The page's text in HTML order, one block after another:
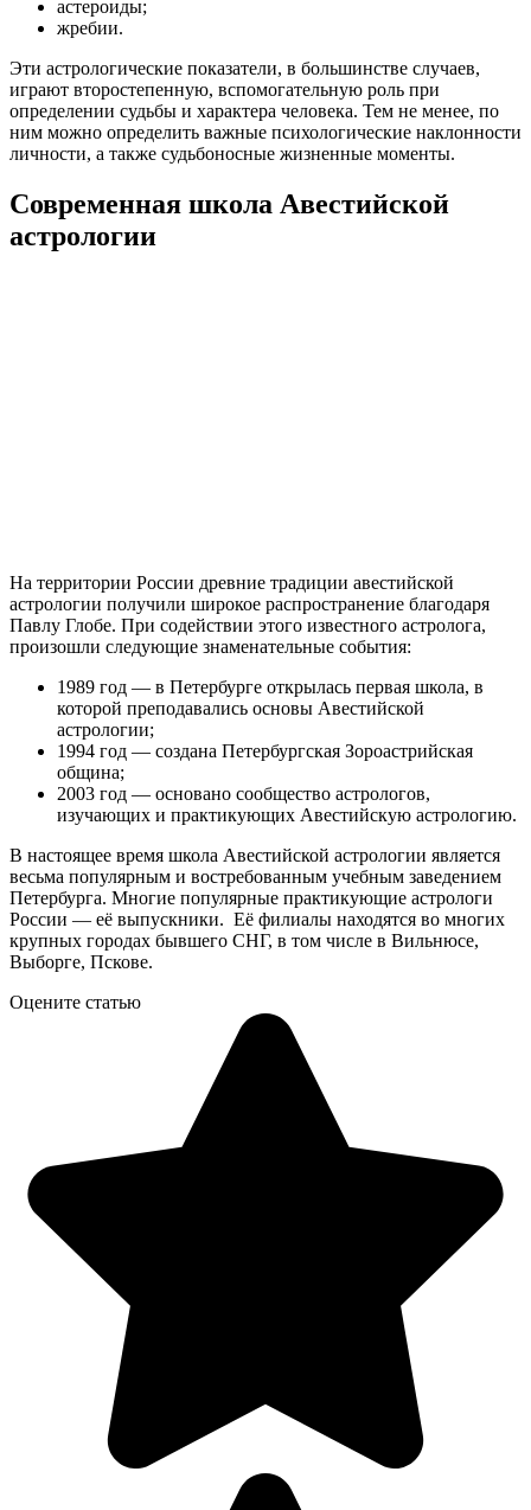
астероиды;
жребии.
Эти астрологические показатели, в большинстве случаев,
играют второстепенную, вспомогательную роль при
определении судьбы и характера человека. Тем не менее, по
ним можно определить важные психологические наклонности
личности, а также судьбоносные жизненные моменты.
Современная школа Авестийской
астрологии
На территории России древние традиции авестийской
астрологии получили широкое распространение благодаря
Павлу Глобе. При содействии этого известного астролога,
произошли следующие знаменательные события:
1989 год — в Петербурге открылась первая школа, в
которой преподавались основы Авестийской
астрологии;
1994 год — создана Петербургская Зороастрийская
община;
2003 год — основано сообщество астрологов,
изучающих и практикующих Авестийскую астрологию.
В настоящее время школа Авестийской астрологии является
весьма популярным и востребованным учебным заведением
Петербурга. Многие популярные практикующие астрологи
России — её выпускники. Её филиалы находятся во многих
крупных городах бывшего СНГ, в том числе в Вильнюсе,
Выборге, Пскове.
Оцените статью